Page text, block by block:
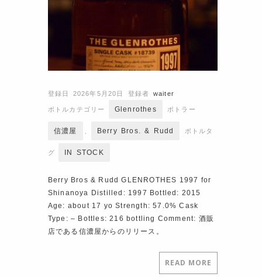
登録日 2026年5月20日 登録者 waiter
ボトルカテゴリー Glenrothes ボトラー
信濃屋 Berry Bros. & Rudd ボトルタ
グ IN STOCK
Berry Bros & Rudd GLENROTHES 1997 for
Shinanoya Distilled: 1997 Bottled: 2015
Age: about 17 yo Strength: 57.0% Cask
Type: – Bottles: 216 bottling Comment: 酒販
店である信濃屋からのリリース。
READ MORE